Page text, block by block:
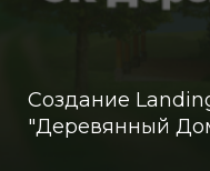
Создание
"Деревянный